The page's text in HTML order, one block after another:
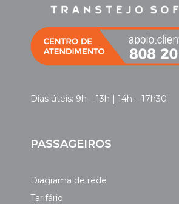
Dias úteis: 9h – 13h | 14h – 17h30
PASSAGEIROS
Diagrama de rede
Tarifário